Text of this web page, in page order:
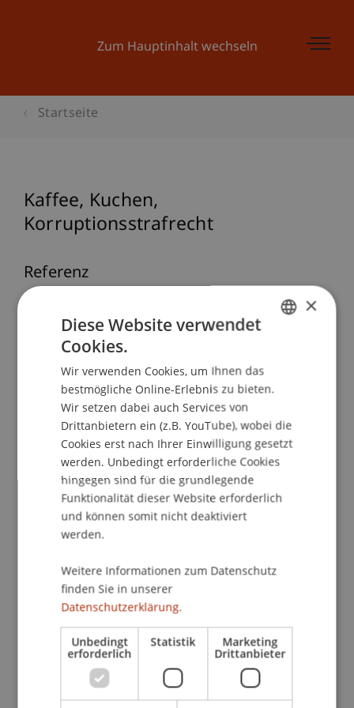
Zum Hauptinhalt wechseln
Startseite
Kaffee, Kuchen,
Korruptionsstrafrecht
Referenz
Höcher, M., & Singer, F. (2014). Kaffee, Kuchen,
Korruptionsstrafrecht.Ecolex: Fachzeitschrift für
Wirtschaftsrecht
Publikationsart
Beitrag in wissenschaftlicher Fachzeitschrift
Mitarbeitende
Dr. Markus Höcher
Beteiligte Einrichtungen
Lehrstuhl für Wirtschaftsstrafrecht, Compliance
und Digitalisierung
Liechtenstein Business Law School
Wirtschaftsstrafrecht, Compliance und
Digitalisierung
×
Diese Website verwendet
Cookies.
Wir verwenden Cookies, um Ihnen das
bestmögliche Online-Erlebnis zu bieten.
Wir setzen dabei auch Services von
Drittanbietern ein (z.B. YouTube), wobei die
Cookies erst nach Ihrer Einwilligung gesetzt
werden. Unbedingt erforderliche Cookies
hingegen sind für die grundlegende
Funktionalität dieser Website erforderlich
und können somit nicht deaktiviert
werden.
Weitere Informationen zum Datenschutz
finden Sie in unserer
Datenschutzerklärung.
Unbedingt
erforderlich
Statistik Marketing
Drittanbieter